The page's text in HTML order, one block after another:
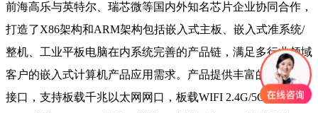
前海高乐与英特尔、瑞芯微等国内外知名芯片企业协同合作，
打造了X86架构和ARM架构包括嵌入式主板、嵌入式准系统/
整机、工业平板电脑在内系统完善的产品链，满足多行业领域
客户的嵌入式计算机产品应用需求。产品提供丰富的I/O功能
接口，支持板载千兆以太网网口，板载WIFI 2.4G/5G、蓝牙